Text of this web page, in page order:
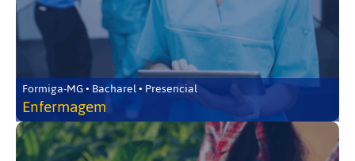
Formiga-MG • Bacharel • Presencial
Enfermagem